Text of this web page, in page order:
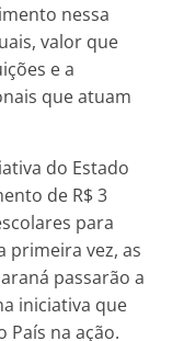
nessa
valor que
e a
que atuam
do Estado
de R$ 3
para
primeira vez, as
passarão a
iniciativa que
País na ação.